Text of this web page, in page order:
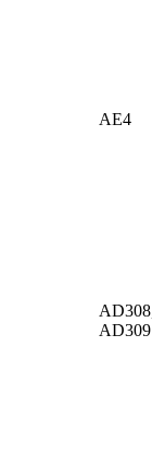
AE4
AD309